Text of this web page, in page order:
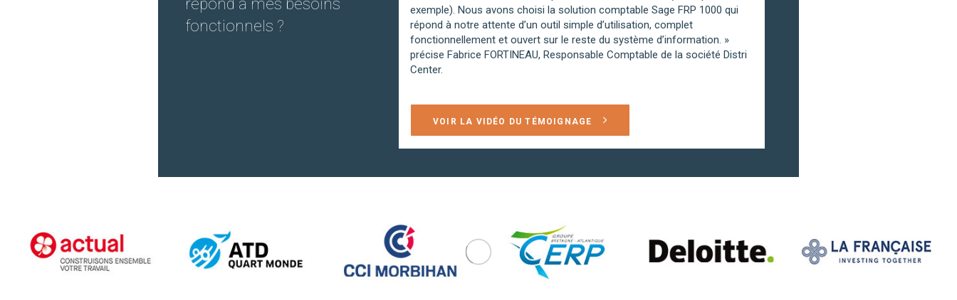
fonctionnels ?
exemple). Nous avons choisi la solution comptable Sage FRP 1000 qui
répond à notre attente d’un outil simple d’utilisation, complet
fonctionnellement et ouvert sur le reste du système d’information. »
précise Fabrice FORTINEAU, Responsable Comptable de la société Distri
Center.
VOIR LA VIDÉO DU TÉMOIGNAGE